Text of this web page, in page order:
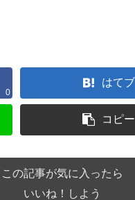
0
はてブ
コピー
この記事が気に入ったら
いいね！しよう